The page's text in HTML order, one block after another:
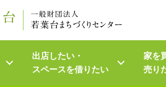
出店したい・
スペースを借りたい
家を
売り